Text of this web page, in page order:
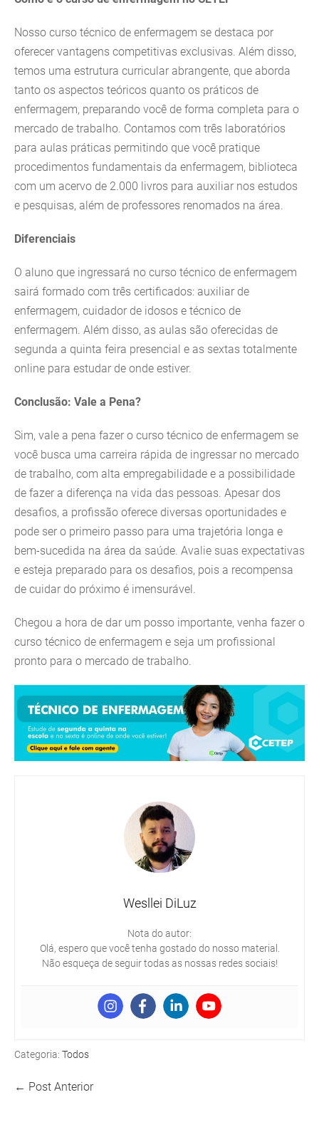
Nosso curso técnico de enfermagem se destaca por
oferecer vantagens competitivas exclusivas. Além disso,
temos uma estrutura curricular abrangente, que aborda
tanto os aspectos teóricos quanto os práticos de
enfermagem, preparando você de forma completa para o
mercado de trabalho. Contamos com três laboratórios
para aulas práticas permitindo que você pratique
procedimentos fundamentais da enfermagem, biblioteca
com um acervo de 2.000 livros para auxiliar nos estudos
e pesquisas, além de professores renomados na área.
Diferenciais
O aluno que ingressará no curso técnico de enfermagem
sairá formado com três certificados: auxiliar de
enfermagem, cuidador de idosos e técnico de
enfermagem. Além disso, as aulas são oferecidas de
segunda a quinta feira presencial e as sextas totalmente
online para estudar de onde estiver.
Conclusão: Vale a Pena?
Sim, vale a pena fazer o curso técnico de enfermagem se
você busca uma carreira rápida de ingressar no mercado
de trabalho, com alta empregabilidade e a possibilidade
de fazer a diferença na vida das pessoas. Apesar dos
desafios, a profissão oferece diversas oportunidades e
pode ser o primeiro passo para uma trajetória longa e
bem-sucedida na área da saúde. Avalie suas expectativas
e esteja preparado para os desafios, pois a recompensa
de cuidar do próximo é imensurável.
Chegou a hora de dar um posso importante, venha fazer o
curso técnico de enfermagem e seja um profissional
pronto para o mercado de trabalho.
Wesllei DiLuz
Nota do autor:
Olá, espero que você tenha gostado do nosso material.
Não esqueça de seguir todas as nossas redes sociais!
Categoria: Todos
← Post Anterior